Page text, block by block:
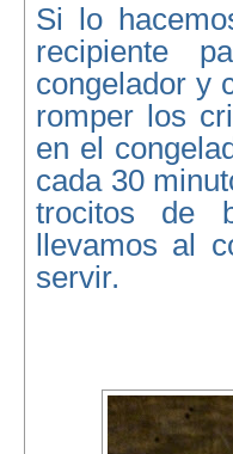
Si lo
recipiente
congelador y
romper los
en el
cada 30
trocitos de
llevamos al
servir.